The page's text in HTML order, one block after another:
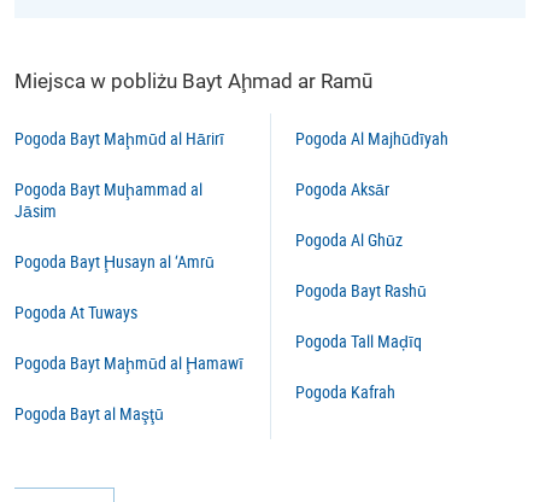
Miejsca w pobliżu Bayt Aḩmad ar Ramū
Pogoda Bayt Maḩmūd al Hārirī
Pogoda Bayt Muḩammad al
Jāsim
Pogoda Bayt Ḩusayn al ‘Amrū
Pogoda At Tuways
Pogoda Bayt Maḩmūd al Ḩamawī
Pogoda Bayt al Maşţū
Pogoda Al Majhūdīyah
Pogoda Aksār
Pogoda Al Ghūz
Pogoda Bayt Rashū
Pogoda Tall Maḑīq
Pogoda Kafrah